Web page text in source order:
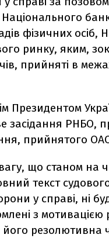
фізичних осіб,
ринку, яким,
прийняті в
Президентом
засідання РНБО,
прийнятого
що станом на
текст
у справі, ні
з мотивацією
резолютивна